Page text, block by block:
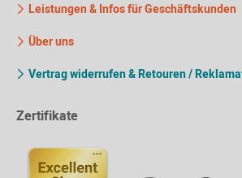
Leistungen & Infos für Geschäftskunden
Über uns
Vertrag widerrufen & Retouren /
Zertifikate